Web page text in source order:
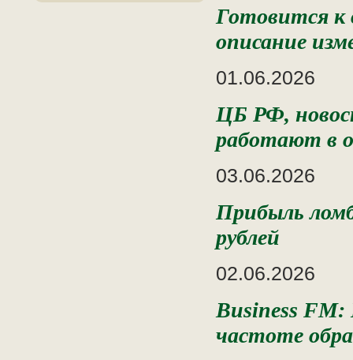
Готовится
описание
01.06.2026
ЦБ РФ,
работают в
03.06.2026
Прибыль
рублей
02.06.2026
Business FM:
частоте